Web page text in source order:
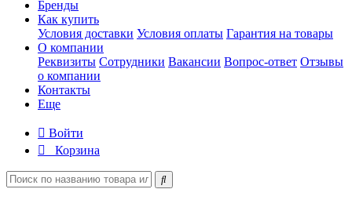
Бренды
Как купить
Условия доставки Условия оплаты Гарантия на товары
О компании
Реквизиты Сотрудники Вакансии Вопрос-ответ Отзывы
о компании
Контакты
Еще
Войти
Корзина